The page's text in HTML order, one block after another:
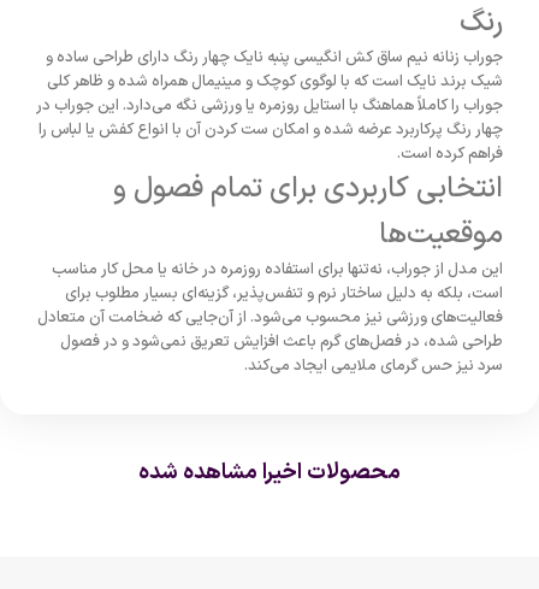
رنگ
جوراب زنانه نیم ساق کش انگیسی پنبه نایک چهار رنگ دارای طراحی ساده و
شیک برند نایک است که با لوگوی کوچک و مینیمال همراه شده و ظاهر کلی
جوراب را کاملاً هماهنگ با استایل روزمره یا ورزشی نگه می‌دارد. این جوراب در
چهار رنگ پرکاربرد عرضه شده و امکان ست کردن آن با انواع کفش یا لباس را
فراهم کرده است.
انتخابی کاربردی برای تمام فصول و
موقعیت‌ها
این مدل از جوراب، نه‌تنها برای استفاده روزمره در خانه یا محل کار مناسب
است، بلکه به دلیل ساختار نرم و تنفس‌پذیر، گزینه‌ای بسیار مطلوب برای
فعالیت‌های ورزشی نیز محسوب می‌شود. از آن‌جایی که ضخامت آن متعادل
طراحی شده، در فصل‌های گرم باعث افزایش تعریق نمی‌شود و در فصول
سرد نیز حس گرمای ملایمی ایجاد می‌کند.
محصولات اخیرا مشاهده شده